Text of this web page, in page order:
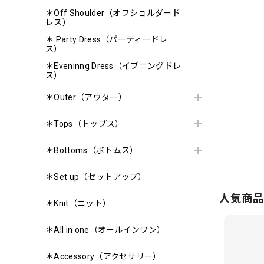
＊Off Shoulder（オフショルダード
レス）
＊ Party Dress（パーティードレ
ス）
＊Eveninng Dress（イブニングドレ
ス）
＊Outer（アウター）
＊Tops（トップス）
＊Bottoms（ボトムス）
＊Set up（セットアップ）
＊Knit（ニット）
＊All in one（オールインワン）
＊Accessory（アクセサリー）
人気商品